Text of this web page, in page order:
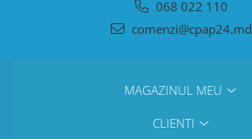
068 022 110
comenzi@cpap24.md
MAGAZINUL MEU
CLIENTI